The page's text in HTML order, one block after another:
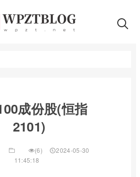
成份股(恒指
2101)
(6)
2024-05-30
11:45:18